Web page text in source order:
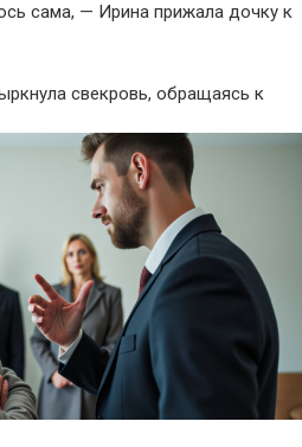
сама, — Ирина прижала дочку к
свекровь, обращаясь к